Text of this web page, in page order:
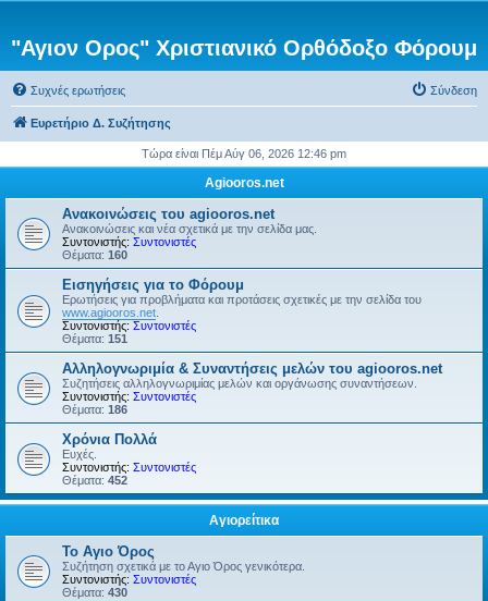
"Αγιον Ορος" Χριστιανικό Ορθόδοξο Φόρουμ
Συχνές ερωτήσεις Σύνδεση
Ευρετήριο Δ. Συζήτησης
Τώρα είναι Πέμ Αύγ 06, 2026 12:46 pm
Agiooros.net
Ανακοινώσεις του agiooros.net
Ανακοινώσεις και νέα σχετικά με την σελίδα μας.
Συντονιστής: Συντονιστές
Θέματα: 160
Εισηγήσεις για το Φόρουμ
Ερωτήσεις για προβλήματα και προτάσεις σχετικές με την σελίδα του
www.agiooros.net
Συντονιστής: Συντονιστές
Θέματα: 151
Αλληλογνωριμία & Συναντήσεις μελών του agiooros.net
Συζητήσεις αλληλογνωριμίας μελών και οργάνωσης συναντήσεων.
Συντονιστής: Συντονιστές
Θέματα: 186
Χρόνια Πολλά
Ευχές.
Συντονιστής: Συντονιστές
Θέματα: 452
Αγιορείτικα
Το Αγιο Όρος
Συζήτηση σχετικά με το Αγιο Όρος γενικότερα.
Συντονιστής: Συντονιστές
Θέματα: 430